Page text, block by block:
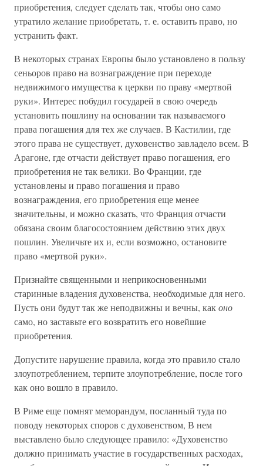
приобретения, следует сделать так, чтобы оно само
утратило желание приобретать, т. е. оставить право, но
устранить факт.
В некоторых странах Европы было установлено в пользу
сеньоров право на вознаграждение при переходе
недвижимого имущества к церкви по праву «мертвой
руки». Интерес побудил государей в свою очередь
установить пошлину на основании так называемого
права погашения для тех же случаев. В Кастилии, где
этого права не существует, духовенство завладело всем. В
Арагоне, где отчасти действует право погашения, его
приобретения не так велики. Во Франции, где
установлены и право погашения и право
вознаграждения, его приобретения еще менее
значительны, и можно сказать, что Франция отчасти
обязана своим благосостоянием действию этих двух
пошлин. Увеличьте их и, если возможно, остановите
право «мертвой руки».
Признайте священными и неприкосновенными
старинные владения духовенства, необходимые для него.
Пусть они будут так же неподвижны и вечны, каконо
само, но заставьте его возвратить его новейшие
приобретения.
Допустите нарушение правила, когда это правило стало
злоупотреблением, терпите злоупотребление, после того
как оно вошло в правило.
В Риме еще помнят меморандум, посланный туда по
поводу некоторых споров с духовенством, В нем
выставлено было следующее правило: «Духовенство
должно принимать участие в государственных расходах,